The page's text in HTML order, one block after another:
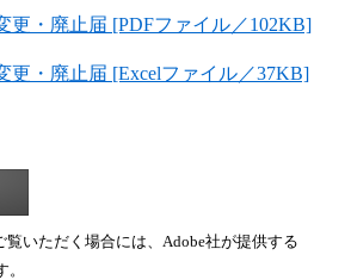
更・廃止届 [PDFファイル／102KB]
更・廃止届 [Excelファイル／37KB]
覧いただく場合には、Adobe社が提供する